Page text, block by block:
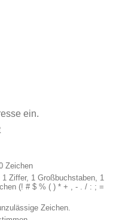
ein.
Zeichen
Ziffer, 1 Großbuchstaben, 1
(! # $ % ( ) * + , - . / : ; =
Zeichen.